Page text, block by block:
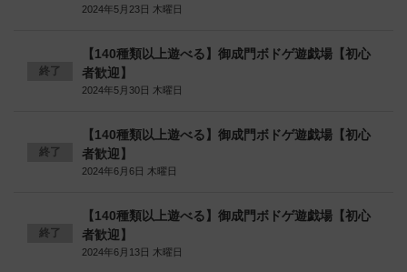
2024年5月23日 木曜日
終了
【140種類以上遊べる】御成門ボドゲ遊戯場【初心
者歓迎】
2024年5月30日 木曜日
終了
【140種類以上遊べる】御成門ボドゲ遊戯場【初心
者歓迎】
2024年6月6日 木曜日
終了
【140種類以上遊べる】御成門ボドゲ遊戯場【初心
者歓迎】
2024年6月13日 木曜日